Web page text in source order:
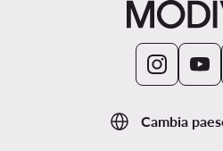
Cambia